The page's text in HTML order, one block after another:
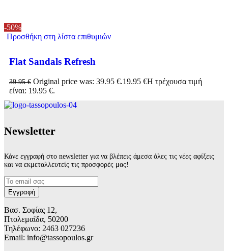
-50%
Προσθήκη στη λίστα επιθυμιών
Flat Sandals Refresh
39.95€ Original price was: 39.95 €.19.95 €Η τρέχουσα τιμή
είναι: 19.95 €.
Νewsletter
Κάνε εγγραφή στο newsletter για να βλέπεις άμεσα όλες τις νέες αφίξεις
και να εκμεταλλευτείς τις προσφορές μας!
Βασ. Σοφίας 12,
Πτολεμαΐδα, 50200
Τηλέφωνο: 2463 027236
Email: info@tassopoulos.gr